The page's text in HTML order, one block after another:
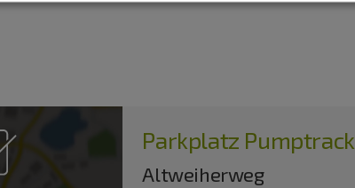
Parkplatz Pumptrack
Altweiherweg